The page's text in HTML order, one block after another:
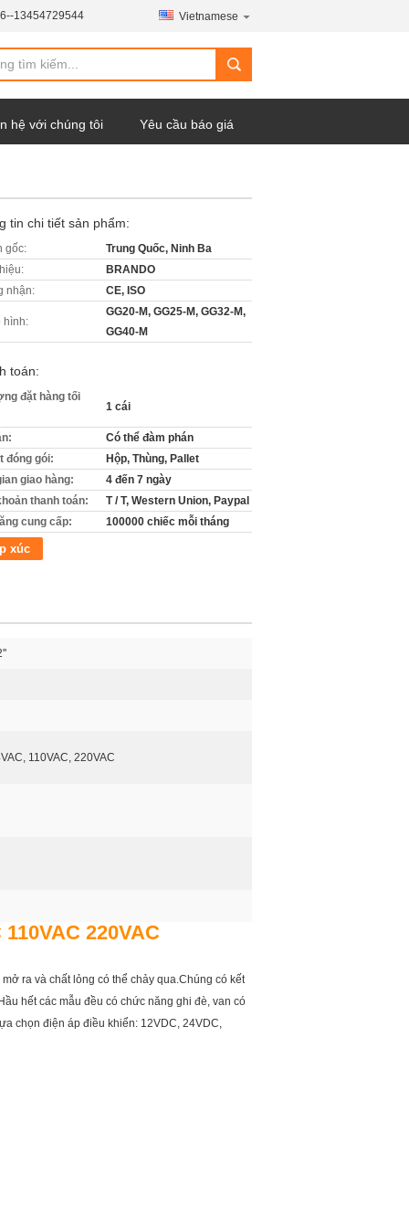
13454729544 Vietnamese
hệ với chúng tôi Yêu cầu báo giá
tin chi tiết sản phẩm:
gốc:
Trung Quốc, Ninh Ba
BRANDO
nhận:
CE, ISO
hình:
GG20-M, GG25-M, GG32-M,
GG40-M
toán:
đặt hàng tối
1 cái
Có thể đàm phán
đóng gói:
Hộp, Thùng, Pallet
giao hàng:
4 đến 7 ngày
thanh toán:
T / T, Western Union, Paypal
cung cấp:
100000 chiếc mỗi tháng
xúc
110VAC, 220VAC
220VAC
ra và chất lỏng có thể chảy qua.Chúng có kết
hết các mẫu đều có chức năng ghi đè, van có
chọn điện áp điều khiển: 12VDC, 24VDC,